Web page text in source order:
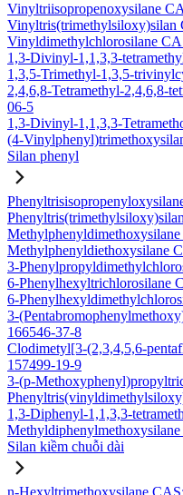
Vinyltriisopropenoxysilane
Vinyltris(trimethylsiloxy)silan
Vinyldimethylchlorosilane
1,3-Divinyl-1,1,3,3-
1,3,5-Trimethyl-1,3,5-
2,4,6,8-Tetramethyl-2,4,6,8-
06-5
1,3-Divinyl-1,1,3,3-
(4-
Silan phenyl
Methylphenyldiethoxysilane
3-
6-Phenylhexyltrichlorosilane
6-
3-
166546-37-8
Clodimetyl[3-(2,3,4,5,6-
157499-19-9
3-(p-
1,3-Diphenyl-1,1,3,3-
Silan kiềm chuỗi dài
n-Hexyltrimethoxysilane